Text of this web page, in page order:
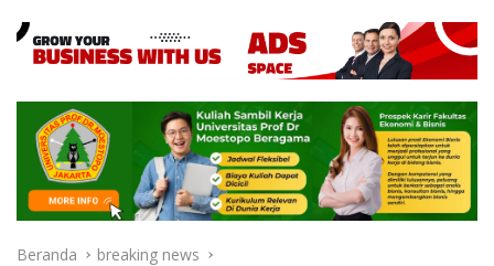
Beranda breaking news